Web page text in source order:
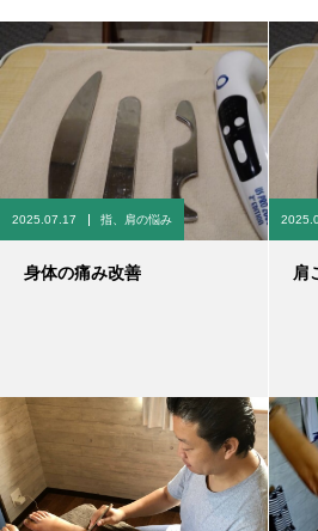
2025.07.17 指、肩の悩み
身体の痛み改善 肩